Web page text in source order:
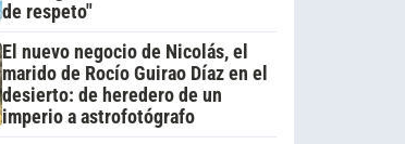
de respeto"
El nuevo negocio de Nicolás, el
marido de Rocío Guirao Díaz en el
desierto: de heredero de un
imperio a astrofotógrafo